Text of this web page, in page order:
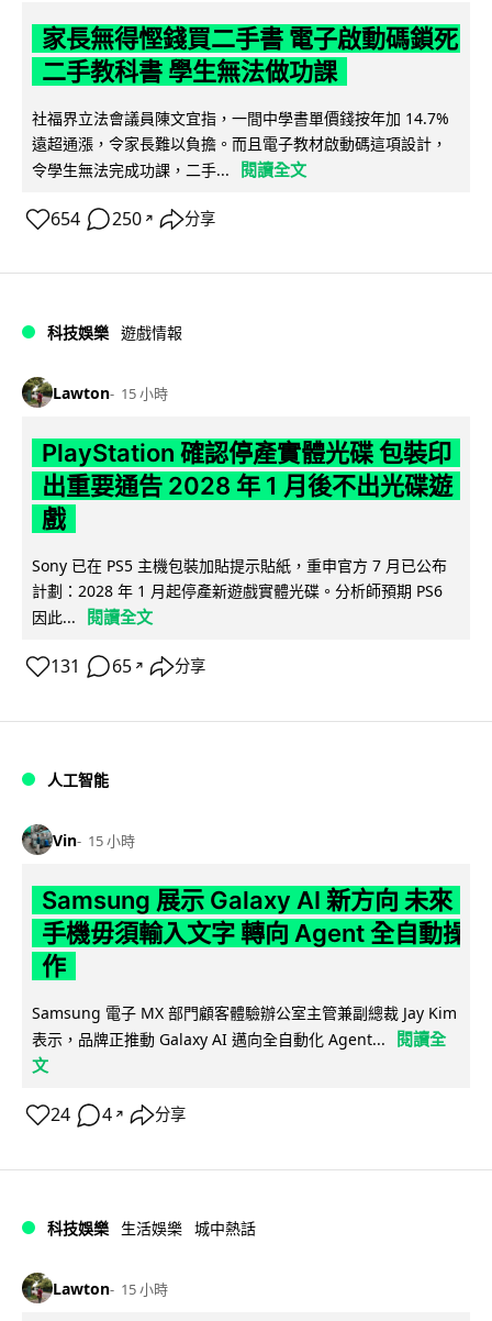
家長無得慳錢買二手書 電子啟動碼鎖死
二手教科書 學生無法做功課
社福界立法會議員陳文宜指，一間中學書單價錢按年加 14.7%
遠超通漲，令家長難以負擔。而且電子教材啟動碼這項設計，
令學生無法完成功課，二手...
閱讀全文
654 250 ↗ 分享
科技娛樂 遊戲情報
Lawton 15 小時
PlayStation 確認停產實體光碟 包裝印
出重要通告 2028 年 1 月後不出光碟遊
戲
Sony 已在 PS5 主機包裝加貼提示貼紙，重申官方 7 月已公布
計劃：2028 年 1 月起停產新遊戲實體光碟。分析師預期 PS6
因此...
閱讀全文
131 65 ↗ 分享
人工智能
Vin 15 小時
Samsung 展示 Galaxy AI 新方向 未來
手機毋須輸入文字 轉向 Agent 全自動操
作
Samsung 電子 MX 部門顧客體驗辦公室主管兼副總裁 Jay Kim
表示，品牌正推動 Galaxy AI 邁向全自動化 Agent...
閱讀全
文
24 4 ↗ 分享
科技娛樂 生活娛樂 城中熱話
Lawton 15 小時